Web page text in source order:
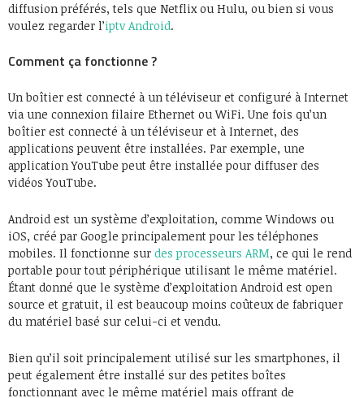
diffusion préférés, tels que Netflix ou Hulu, ou bien si vous
voulez regarder l’iptv Android.
Comment ça fonctionne ?
Un boîtier est connecté à un téléviseur et configuré à Internet
via une connexion filaire Ethernet ou WiFi. Une fois qu’un
boîtier est connecté à un téléviseur et à Internet, des
applications peuvent être installées. Par exemple, une
application YouTube peut être installée pour diffuser des
vidéos YouTube.
Android est un système d’exploitation, comme Windows ou
iOS, créé par Google principalement pour les téléphones
mobiles. Il fonctionne sur des processeurs ARM, ce qui le rend
portable pour tout périphérique utilisant le même matériel.
Étant donné que le système d’exploitation Android est open
source et gratuit, il est beaucoup moins coûteux de fabriquer
du matériel basé sur celui-ci et vendu.
Bien qu’il soit principalement utilisé sur les smartphones, il
peut également être installé sur des petites boîtes
fonctionnant avec le même matériel mais offrant de